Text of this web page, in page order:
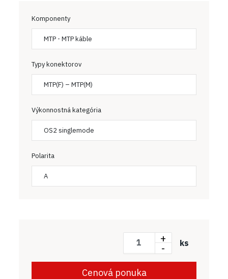
Komponenty
MTP - MTP káble
Typy konektorov
MTP(F) – MTP(M)
Výkonnostná kategória
OS2 singlemode
Polarita
A
+
- ks
Cenová ponuka